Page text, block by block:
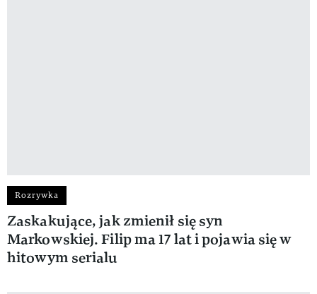
Rozrywka
Zaskakujące, jak zmienił się syn
Markowskiej. Filip ma 17 lat i pojawia się w
hitowym serialu